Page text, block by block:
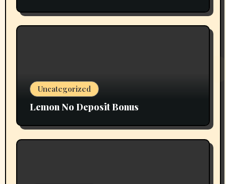
Uncategorized
Lemon No Deposit Bonus